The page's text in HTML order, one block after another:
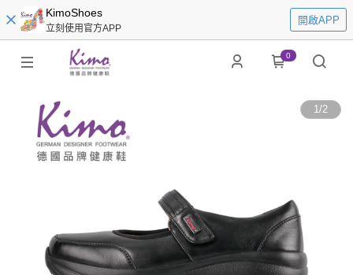
KimoShoes
立刻使用官方APP
開啟APP
0
1/2